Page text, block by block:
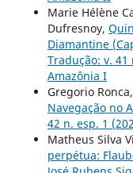
Marie Hélène
Dufresnoy,
Diamantine
Tradução: v.
Amazônia I
Gregorio
Navegação no
42 n. esp. 1
Matheus Silva
perpétua: